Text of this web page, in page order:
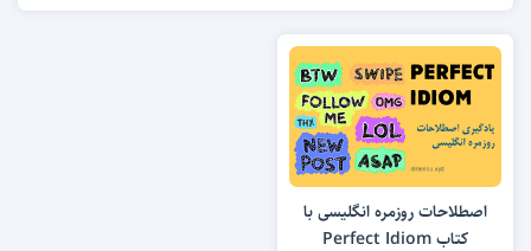
اصطلاحات روزمره انگلیسی با
کتاب Perfect Idiom